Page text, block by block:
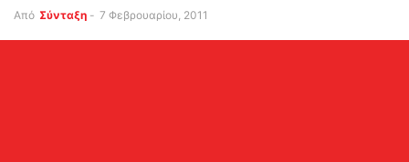
Από Σύνταξη - 7 Φεβρουαρίου, 2011